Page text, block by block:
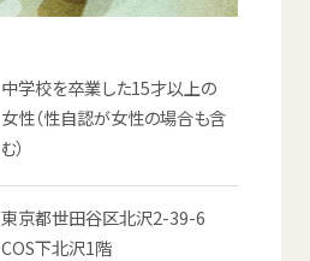
中学校を卒業した15才以上の
女性（性自認が女性の場合も含
む）
東京都世田谷区北沢2-39-6
COS下北沢1階